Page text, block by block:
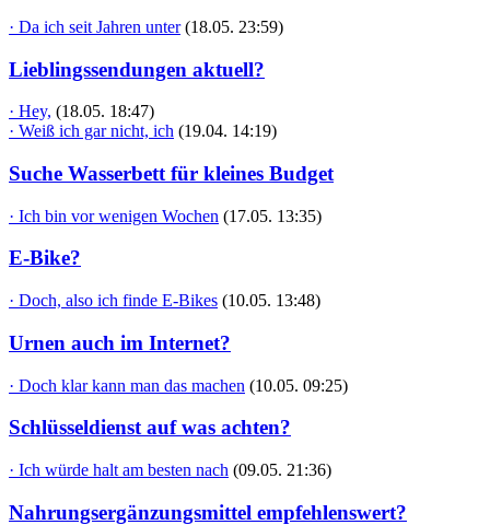
· Da ich seit Jahren unter (18.05. 23:59)
Lieblingssendungen aktuell?
· Hey, (18.05. 18:47)
· Weiß ich gar nicht, ich (19.04. 14:19)
Suche Wasserbett für kleines Budget
· Ich bin vor wenigen Wochen (17.05. 13:35)
E-Bike?
· Doch, also ich finde E-Bikes (10.05. 13:48)
Urnen auch im Internet?
· Doch klar kann man das machen (10.05. 09:25)
Schlüsseldienst auf was achten?
· Ich würde halt am besten nach (09.05. 21:36)
Nahrungsergänzungsmittel empfehlenswert?